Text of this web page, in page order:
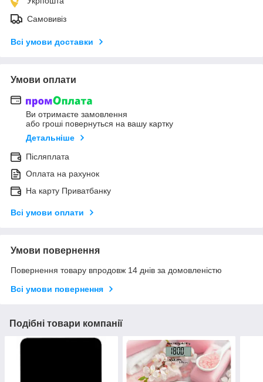
Самовивіз
Всі умови доставки
Умови оплати
Ви отримаєте замовлення
або гроші повернуться на вашу картку
Детальніше
Післяплата
Оплата на рахунок
На карту Приватбанку
Всі умови оплати
Умови повернення
Повернення товару впродовж 14 днів за домовленістю
Всі умови повернення
Подібні товари компанії